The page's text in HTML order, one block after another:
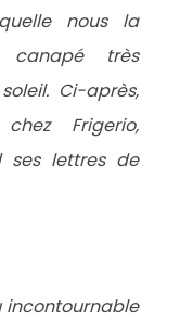
nous la
canapé très
Ci-après,
Frigerio,
ses lettres de
incontournable